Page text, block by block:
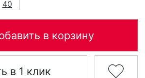
40
в корзину
в 1 клик